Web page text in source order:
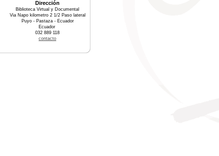
Dirección
Biblioteca Virtual y Documental
Via Napo kilometro 2 1/2 Paso lateral
Puyo - Pastaza - Ecuador
Ecuador
032 889 118
contacto